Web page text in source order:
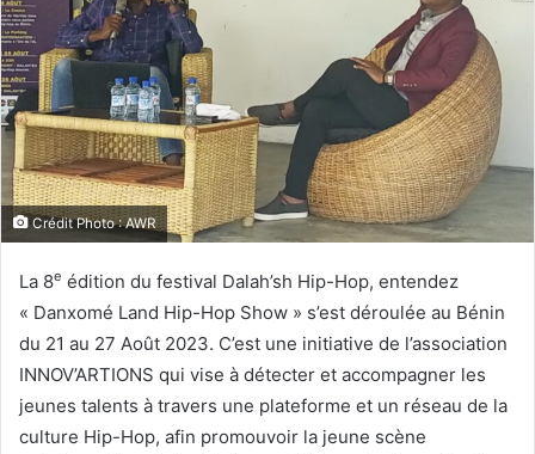
Crédit Photo : AWR
La 8e édition du festival Dalah’sh Hip-Hop, entendez
« Danxomé Land Hip-Hop Show » s’est déroulée au Bénin
du 21 au 27 Août 2023. C’est une initiative de l’association
INNOV’ARTIONS qui vise à détecter et accompagner les
jeunes talents à travers une plateforme et un réseau de la
culture Hip-Hop, afin promouvoir la jeune scène